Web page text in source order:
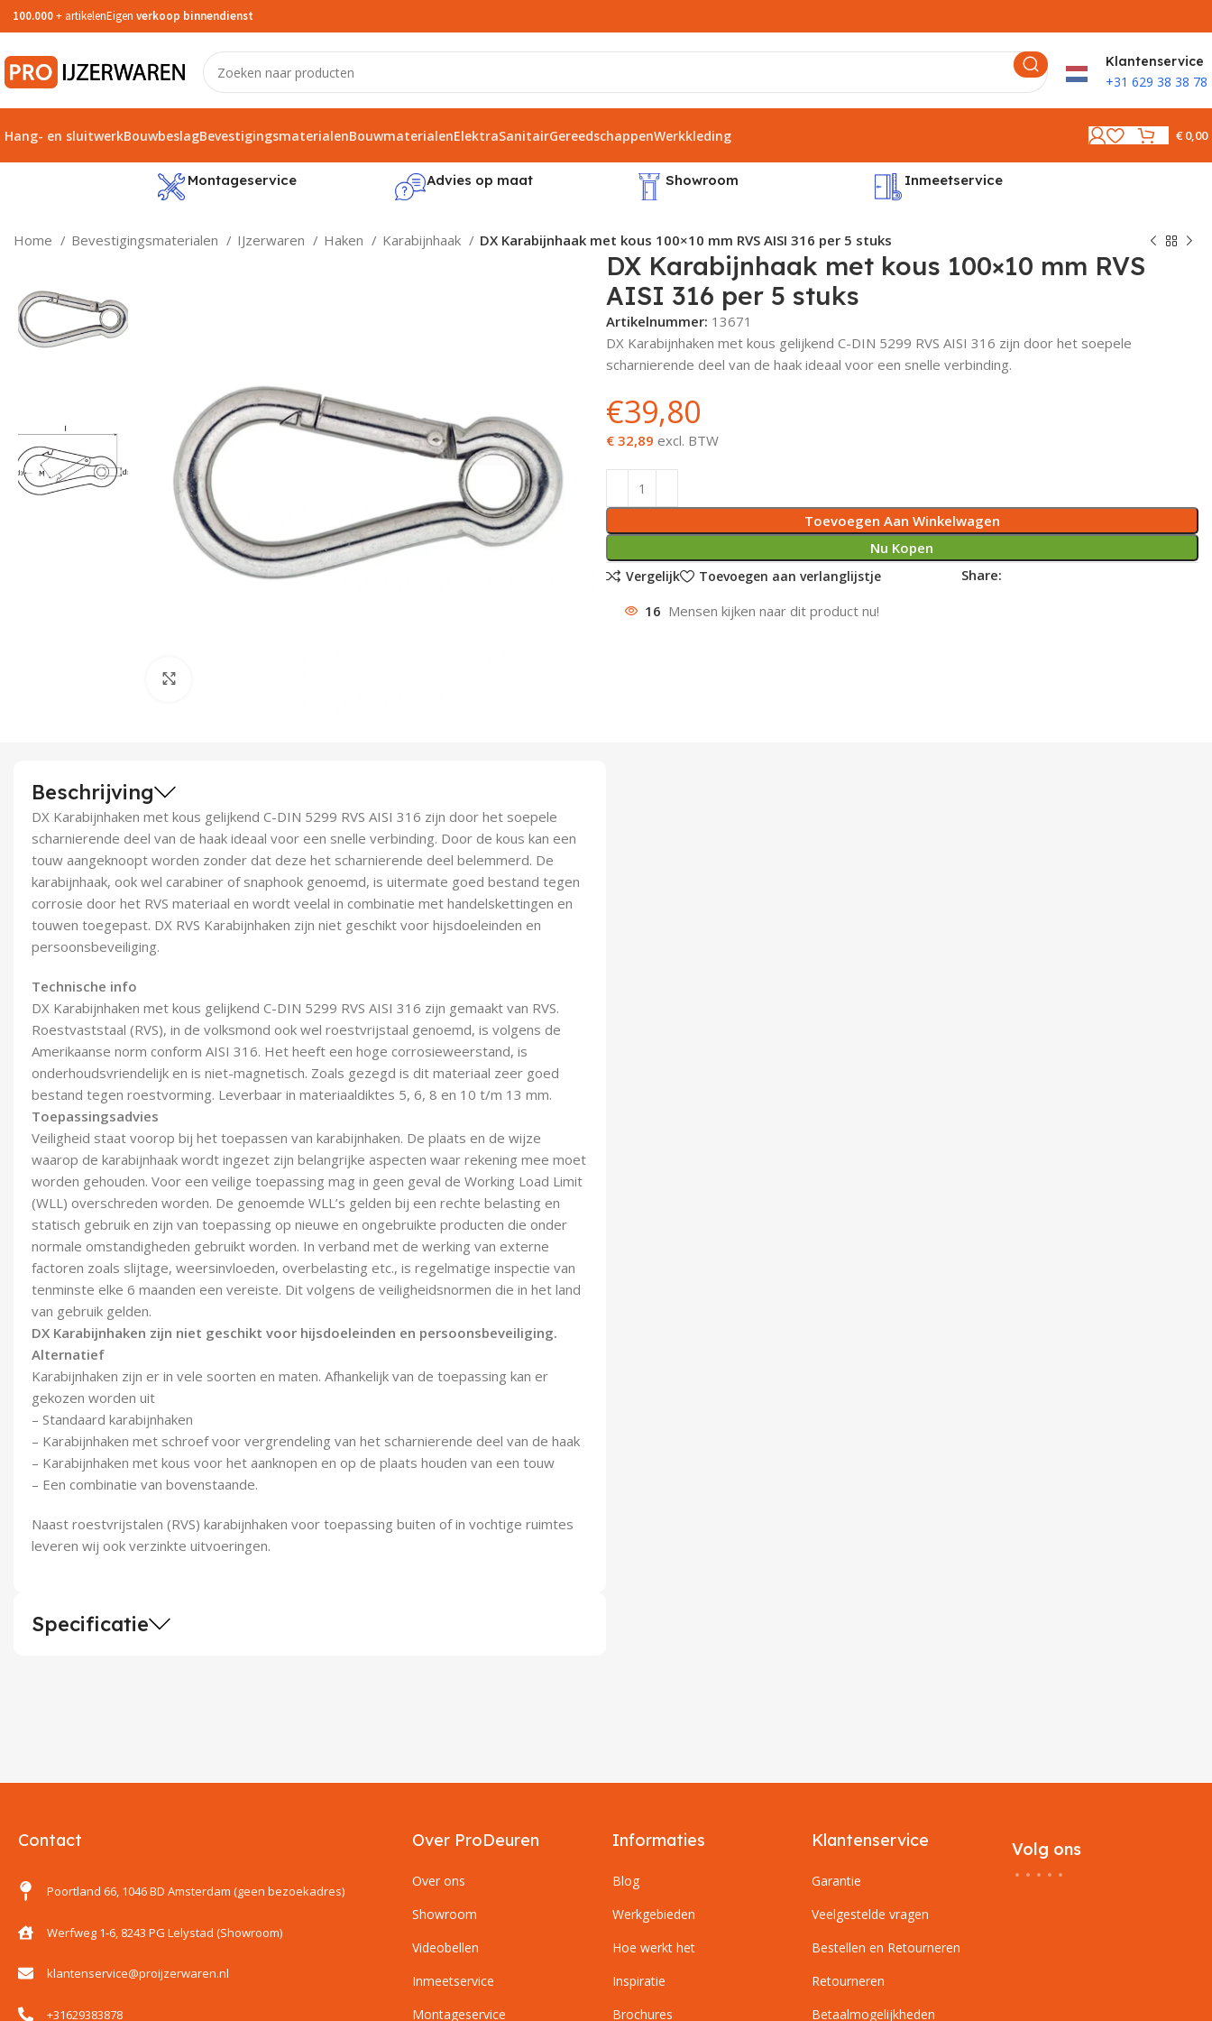
100.000+ artikelenEigen verkoop binnendienst
Klantenservice
+31 629 38 38 78
Hang- en sluitwerkBouwbeslagBevestigingsmaterialenBouwmaterialenElektraSanitairGereedschappenWerkkleding €0,00
Montageservice Advies op maat Showroom Inmeetservice
Home Bevestigingsmaterialen IJzerwaren Haken Karabijnhaak DX Karabijnhaak met kous 100×10 mm RVS AISI 316 per 5 stuks
DX Karabijnhaak met kous 100×10 mm RVS
AISI 316 per 5 stuks
Artikelnummer: 13671
DX Karabijnhaken met kous gelijkend C-DIN 5299 RVS AISI 316 zijn door het soepele
scharnierende deel van de haak ideaal voor een snelle verbinding.
€39,80
€ 32,89 excl. BTW
Toevoegen Aan Winkelwagen
Nu Kopen
Vergelijk Toevoegen aan verlanglijstje Share:
16 Mensen kijken naar dit product nu!
Beschrijving
DX Karabijnhaken met kous gelijkend C-DIN 5299 RVS AISI 316 zijn door het soepele
scharnierende deel van de haak ideaal voor een snelle verbinding. Door de kous kan een
touw aangeknoopt worden zonder dat deze het scharnierende deel belemmerd. De
karabijnhaak, ook wel carabiner of snaphook genoemd, is uitermate goed bestand tegen
corrosie door het RVS materiaal en wordt veelal in combinatie met handelskettingen en
touwen toegepast. DX RVS Karabijnhaken zijn niet geschikt voor hijsdoeleinden en
persoonsbeveiliging.
Technische info
DX Karabijnhaken met kous gelijkend C-DIN 5299 RVS AISI 316 zijn gemaakt van RVS.
Roestvaststaal (RVS), in de volksmond ook wel roestvrijstaal genoemd, is volgens de
Amerikaanse norm conform AISI 316. Het heeft een hoge corrosieweerstand, is
onderhoudsvriendelijk en is niet-magnetisch. Zoals gezegd is dit materiaal zeer goed
bestand tegen roestvorming. Leverbaar in materiaaldiktes 5, 6, 8 en 10 t/m 13 mm.
Toepassingsadvies
Veiligheid staat voorop bij het toepassen van karabijnhaken. De plaats en de wijze
waarop de karabijnhaak wordt ingezet zijn belangrijke aspecten waar rekening mee moet
worden gehouden. Voor een veilige toepassing mag in geen geval de Working Load Limit
(WLL) overschreden worden. De genoemde WLL’s gelden bij een rechte belasting en
statisch gebruik en zijn van toepassing op nieuwe en ongebruikte producten die onder
normale omstandigheden gebruikt worden. In verband met de werking van externe
factoren zoals slijtage, weersinvloeden, overbelasting etc., is regelmatige inspectie van
tenminste elke 6 maanden een vereiste. Dit volgens de veiligheidsnormen die in het land
van gebruik gelden.
DX Karabijnhaken zijn niet geschikt voor hijsdoeleinden en persoonsbeveiliging.
Alternatief
Karabijnhaken zijn er in vele soorten en maten. Afhankelijk van de toepassing kan er
gekozen worden uit
– Standaard karabijnhaken
– Karabijnhaken met schroef voor vergrendeling van het scharnierende deel van de haak
– Karabijnhaken met kous voor het aanknopen en op de plaats houden van een touw
– Een combinatie van bovenstaande.
Naast roestvrijstalen (RVS) karabijnhaken voor toepassing buiten of in vochtige ruimtes
leveren wij ook verzinkte uitvoeringen.
Specificatie
Contact
Poortland 66, 1046 BD Amsterdam (geen bezoekadres)
Werfweg 1-6, 8243 PG Lelystad (Showroom)
klantenservice@proijzerwaren.nl
+31629383878
Over ProDeuren
Over ons
Showroom
Videobellen
Inmeetservice
Montageservice
Informaties
Blog
Werkgebieden
Hoe werkt het
Inspiratie
Brochures
Klantenservice
Garantie
Veelgestelde vragen
Bestellen en Retourneren
Retourneren
Betaalmogelijkheden
Volg ons